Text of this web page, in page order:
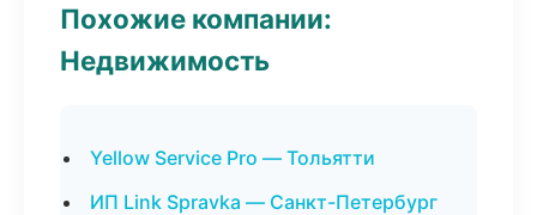
Похожие компании:
Недвижимость
Yellow Service Pro — Тольятти
ИП Link Spravka — Санкт-Петербург